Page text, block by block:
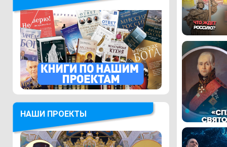
НАШИ ПРОЕКТЫ